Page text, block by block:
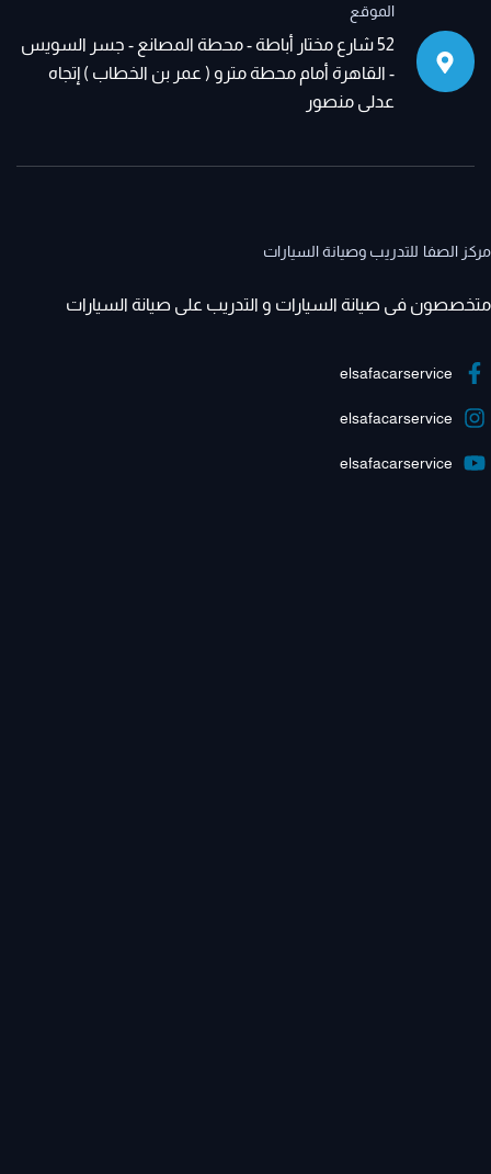
الموقع
52 شارع مختار أباطة - محطة المصانع - جسر السويس
- القاهرة أمام محطة مترو ( عمر بن الخطاب ) إتجاه
عدلى منصور
مركز الصفا للتدريب وصيانة السيارات
متخصصون فى صيانة السيارات و التدريب على صيانة السيارات
elsafacarservice
elsafacarservice
elsafacarservice